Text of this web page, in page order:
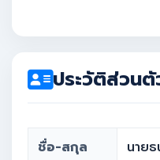
ประวัติส่วน
ชื่อ-สกุล นาย